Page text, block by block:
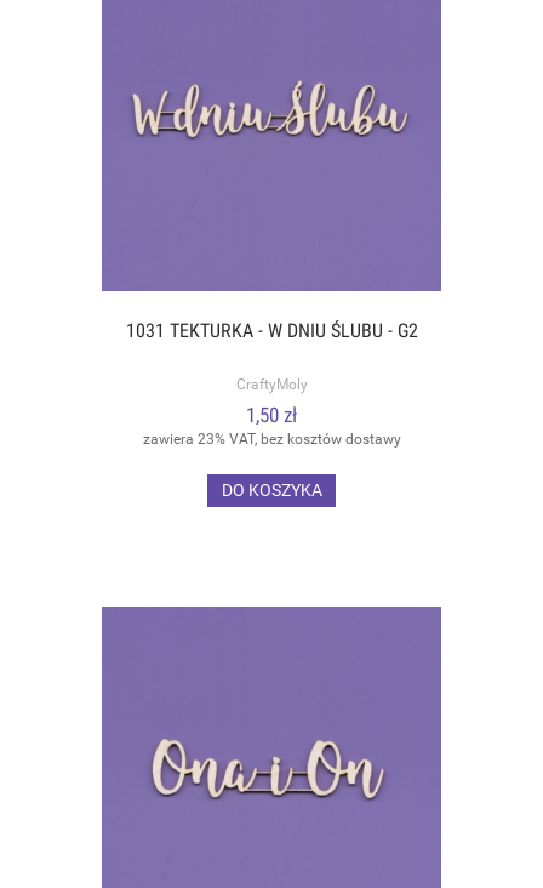
1031 TEKTURKA - W DNIU ŚLUBU - G2
CraftyMoly
1,50 zł
zawiera 23% VAT, bez kosztów dostawy
DO KOSZYKA